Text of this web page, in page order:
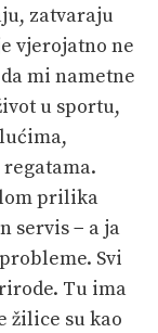
zatvaraju
vjerojatno ne
mi nametne
u sportu,
prilika
servis − a ja
Svi
Tu ima
žilice su kao